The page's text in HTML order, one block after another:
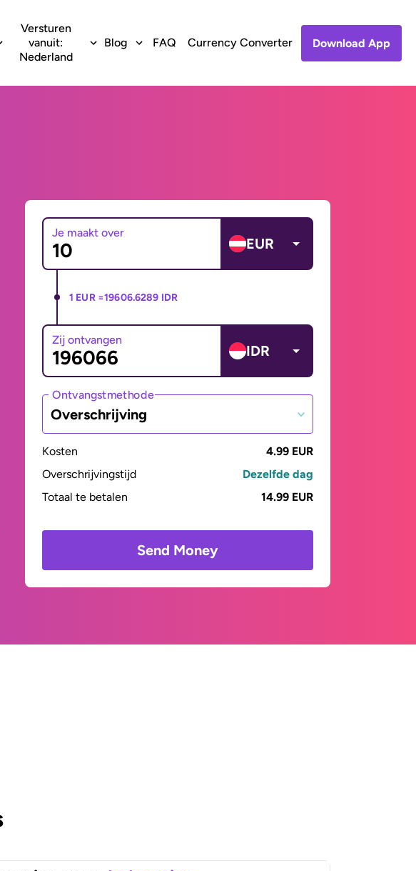
Versturen
vanuit:
Nederland
Blog FAQ Currency Converter Download App
Je maakt over
EUR
1 EUR =19606.6289 IDR
Zij ontvangen
IDR
Ontvangstmethode
Overschrijving
Kosten
4.99 EUR
Overschrijvingstijd
Dezelfde dag
Totaal te betalen
14.99 EUR
Send Money